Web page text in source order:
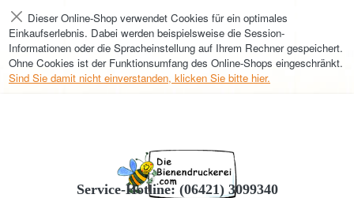
Schließen
Dieser Online-Shop verwendet Cookies für ein optimales
Einkaufserlebnis. Dabei werden beispielsweise die Session-
Informationen oder die Spracheinstellung auf Ihrem Rechner gespeichert.
Ohne Cookies ist der Funktionsumfang des Online-Shops eingeschränkt.
Sind Sie damit nicht einverstanden, klicken Sie bitte hier.
Service-Hotline: (06421) 3099340